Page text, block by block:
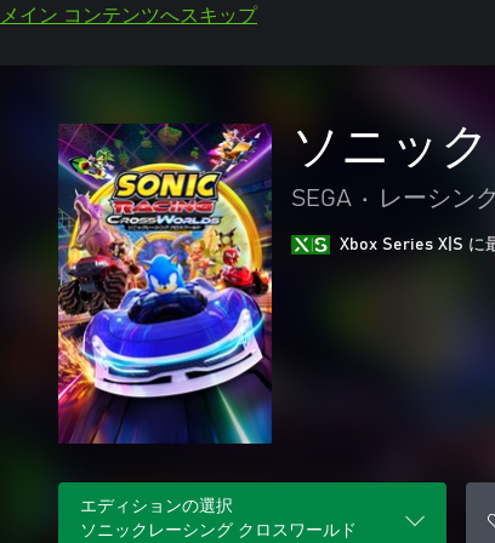
メイン コンテンツへスキップ
ソニッ
SEGA • レーシン
Xbox Series X|S に
エディションの選択
ソニックレーシング クロスワールド